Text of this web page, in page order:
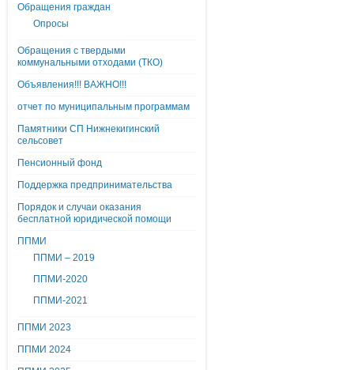
Обращения граждан
Опросы
Обращения с твердыми
коммунальными отходами (ТКО)
Объявления!!! ВАЖНО!!!
отчет по муниципальным программам
Памятники СП Нижнекигинский
сельсовет
Пенсионный фонд
Поддержка предпринимательства
Порядок и случаи оказания
бесплатной юридической помощи
ППМИ
ППМИ – 2019
ППМИ-2020
ППМИ-2021
ППМИ 2023
ППМИ 2024